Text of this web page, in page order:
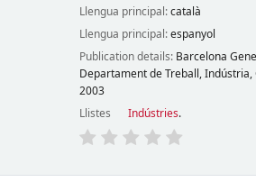
Llengua principal:català
Llengua principal:espanyol
Publication details: Barcelona
Departament de Treball, Indústria,
2003
Llistes
Indústries.